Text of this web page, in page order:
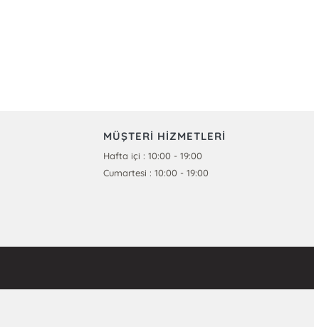
MÜŞTERİ HİZMETLERİ
Hafta içi : 10:00 - 19:00
Cumartesi : 10:00 - 19:00